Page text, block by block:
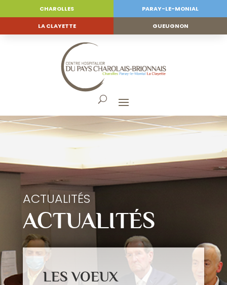
CHAROLLES PARAY-LE-MONIAL
LA CLAYETTE GUEUGNON
ACTUALITÉS
ACTUALITÉS
LES VOEUX